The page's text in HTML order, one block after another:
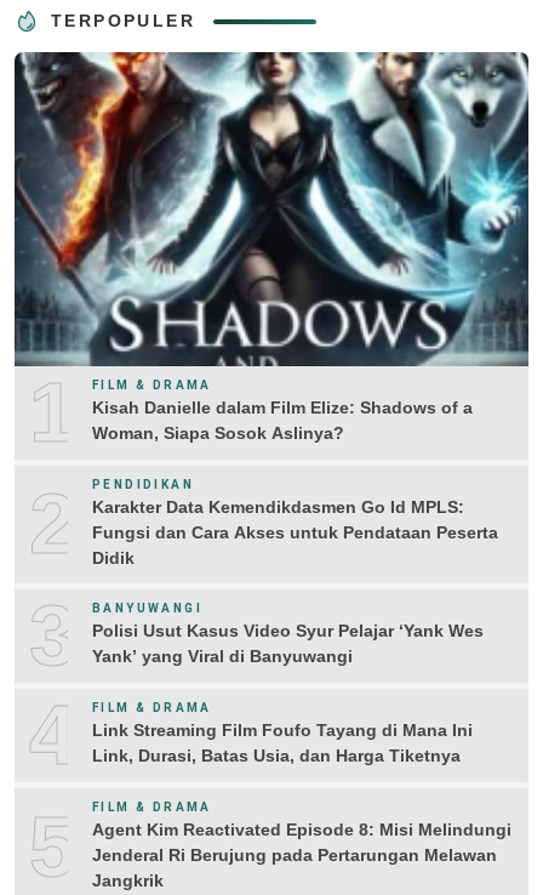
TERPOPULER
1 FILM & DRAMA
Kisah Danielle dalam Film Elize: Shadows of a
Woman, Siapa Sosok Aslinya?
2 PENDIDIKAN
Karakter Data Kemendikdasmen Go Id MPLS:
Fungsi dan Cara Akses untuk Pendataan Peserta
Didik
3 BANYUWANGI
Polisi Usut Kasus Video Syur Pelajar ‘Yank Wes
Yank’ yang Viral di Banyuwangi
4 FILM & DRAMA
Link Streaming Film Foufo Tayang di Mana Ini
Link, Durasi, Batas Usia, dan Harga Tiketnya
5 FILM & DRAMA
Agent Kim Reactivated Episode 8: Misi Melindungi
Jenderal Ri Berujung pada Pertarungan Melawan
Jangkrik